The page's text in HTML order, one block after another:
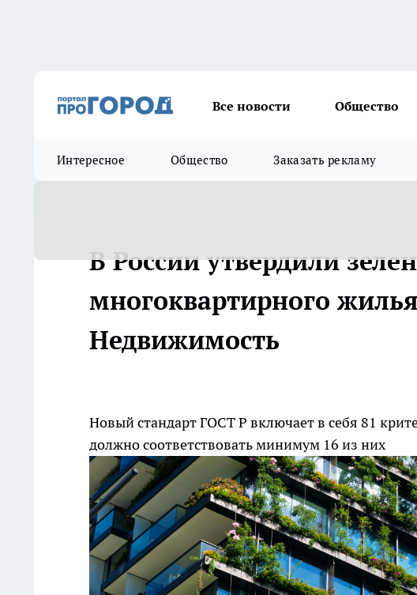
Все новости Общество
Интересное Общество Заказать рекламу
В России утвердили
многоквартирного
Недвижимость
Новый стандарт ГОСТ Р включает в себя 81
должно соответствовать минимум 16 из них